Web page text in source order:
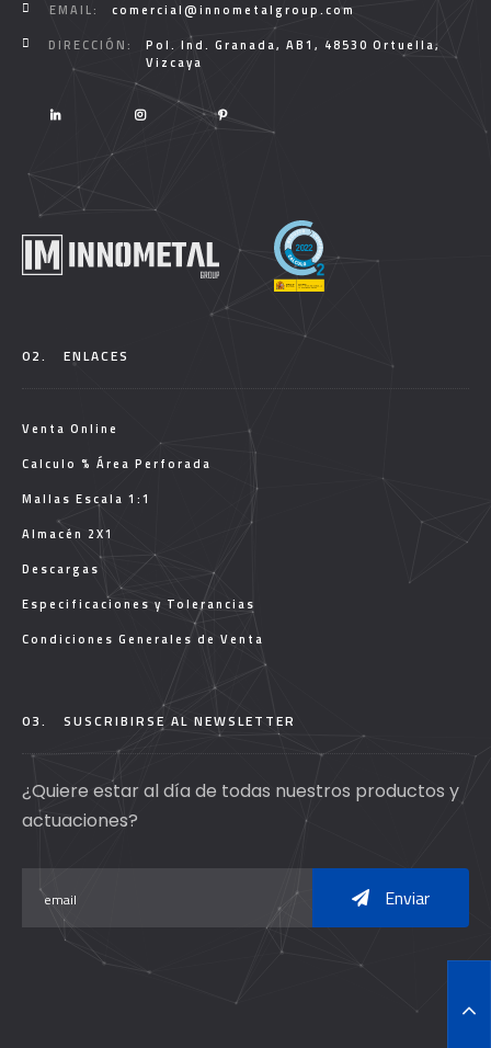
EMAIL:
comercial@innometalgroup.com
DIRECCIÓN:
Pol. Ind. Granada, AB1, 48530 Ortuella,
Vizcaya
02. ENLACES
Venta Online
Calculo % Área Perforada
Mallas Escala 1:1
Almacén 2X1
Descargas
Especificaciones y Tolerancias
Condiciones Generales de Venta
03. SUSCRIBIRSE AL NEWSLETTER
¿Quiere estar al día de todas nuestros productos y
actuaciones?
Enviar